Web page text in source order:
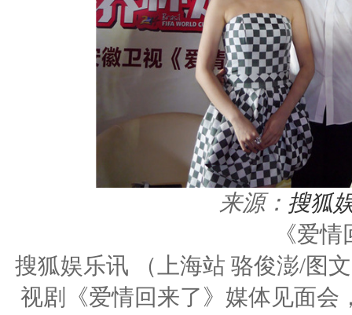
来源： 搜狐
《爱
搜狐娱乐讯 （上海站 骆俊澎/图
视剧《爱情回来了》媒体见面会